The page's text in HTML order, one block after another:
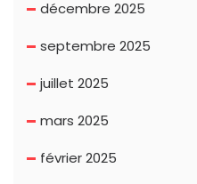
décembre 2025
septembre 2025
juillet 2025
mars 2025
février 2025